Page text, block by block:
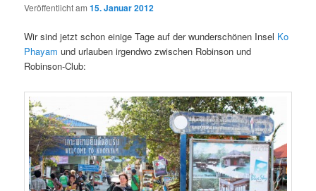
Veröffentlicht am15. Januar 2012
Wir sind jetzt schon einige Tage auf der wunderschönen Insel Ko
Phayam und urlauben irgendwo zwischen Robinson und
Robinson-Club: